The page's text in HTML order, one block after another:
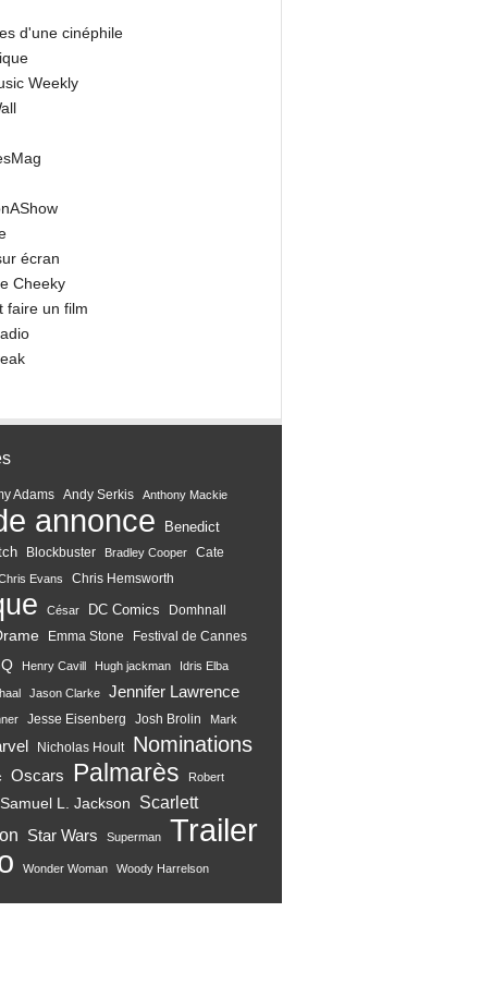
d'une cinéphile
Weekly
écran
Cheeky
faire un film
Adams Andy Serkis Anthony Mackie
annonce
Benedict
Blockbuster Bradley Cooper
Cate
Evans Chris Hemsworth
César DC Comics
Domhnall
Emma Stone Festival de Cannes
Henry Cavill Hugh jackman Idris Elba
Jason Clarke Jennifer Lawrence
Jesse Eisenberg Josh Brolin Mark
Nicholas Hoult Nominations
Oscars Palmarès Robert
Samuel L. Jackson
Scarlett
Star Wars Superman Trailer
Wonder Woman Woody Harrelson